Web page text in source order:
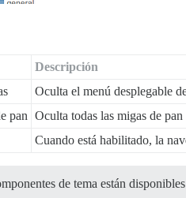
Descripción
Oculta el menú desplegable
pan Oculta todas las migas de
Cuando está habilitado, la
de tema están